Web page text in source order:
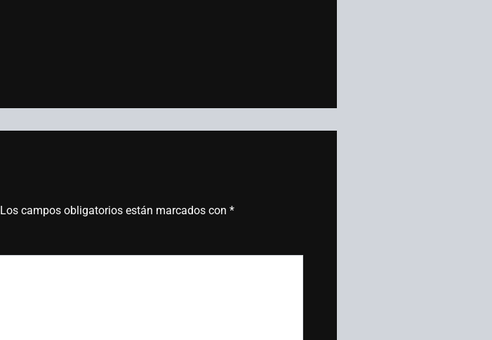
Los campos obligatorios están marcados con *